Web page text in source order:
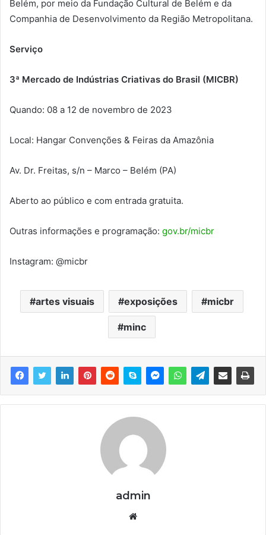
Belém, por meio da Fundação Cultural de Belém e da
Companhia de Desenvolvimento da Região Metropolitana.
Serviço
3ª Mercado de Indústrias Criativas do Brasil (MICBR)
Quando: 08 a 12 de novembro de 2023
Local: Hangar Convenções & Feiras da Amazônia
Av. Dr. Freitas, s/n – Marco – Belém (PA)
Aberto ao público e com entrada gratuita.
Outras informações e programação: gov.br/micbr
Instagram: @micbr
artes visuais exposições micbr
minc
admin